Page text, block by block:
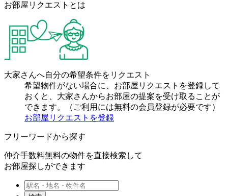
お部屋リクエストとは
大家さんへ自分の希望条件をリクエスト
希望物件がない場合に、お部屋リクエストを登録して
おくと、大家さんからお部屋の提案を受け取ることが
できます。（ご利用には無料の会員登録が必要です）
お部屋リクエストを登録
フリーワードから探す
仲介手数料無料の物件を直接検索して
お部屋探しができます